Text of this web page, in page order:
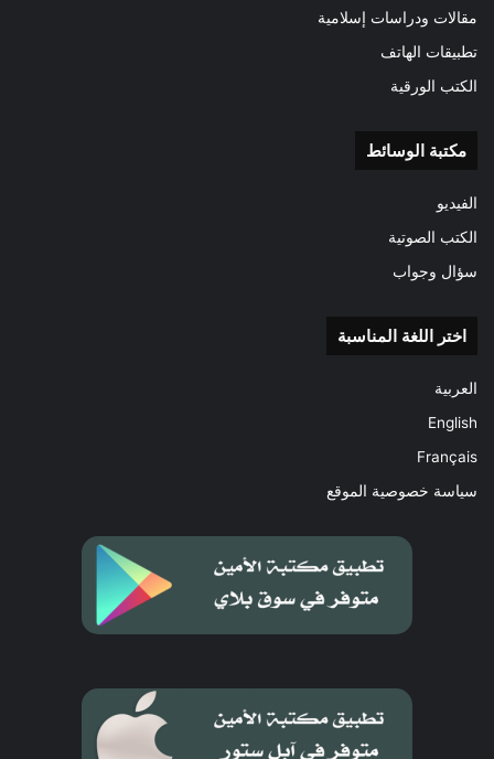
مقالات ودراسات إسلامية
تطبيقات الهاتف
الكتب الورقية
مكتبة الوسائط
الفيديو
الكتب الصوتية
سؤال وجواب
اختر اللغة المناسبة
العربية
English
Français
سياسة خصوصية الموقع